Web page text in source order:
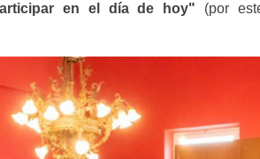
en el día de hoy" (por